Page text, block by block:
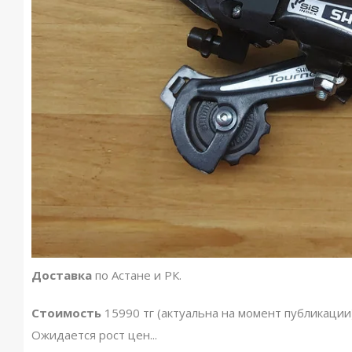
Доставка по Астане и РК.
Стоимость 15990 тг (актуальна на момент
Ожидается рост цен...